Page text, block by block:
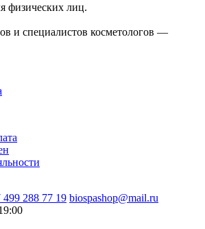
физических лиц.
и специалистов косметологов —
499 288 77 19 biospashop@mail.ru